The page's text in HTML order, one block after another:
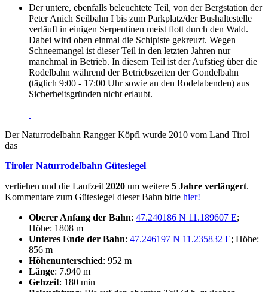
Der untere, ebenfalls beleuchtete Teil, von der Bergstation der
Peter Anich Seilbahn I bis zum Parkplatz/der Bushaltestelle
verläuft in einigen Serpentinen meist flott durch den Wald.
Dabei wird oben einmal die Schipiste gekreuzt. Wegen
Schneemangel ist dieser Teil in den letzten Jahren nur
manchmal in Betrieb. In diesem Teil ist der Aufstieg über die
Rodelbahn während der Betriebszeiten der Gondelbahn
(täglich 9:00 - 17:00 Uhr sowie an den Rodelabenden) aus
Sicherheitsgründen nicht erlaubt.
Der Naturrodelbahn Rangger Köpfl wurde 2010 vom Land Tirol
das
Tiroler Naturrodelbahn Gütesiegel
verliehen und die Laufzeit 2020 um weitere 5 Jahre verlängert.
Kommentare zum Gütesiegel dieser Bahn bitte hier!
Oberer Anfang der Bahn: 47.240186 N 11.189607 E;
Höhe: 1808 m
Unteres Ende der Bahn: 47.246197 N 11.235832 E; Höhe:
856 m
Höhenunterschied: 952 m
Länge: 7.940 m
Gehzeit: 180 min